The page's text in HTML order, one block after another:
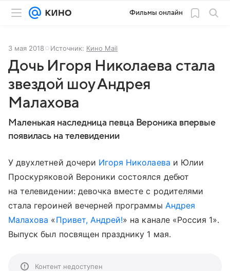
Фильмы онлайн
3 мая 2018 Источник: Кино Mail
Дочь Игоря Николаева стала
звездой шоу Андрея
Малахова
Маленькая наследница певца Вероника впервые
появилась на телевидении
У двухлетней дочери Игоря Николаева и Юлии
Проскуряковой Вероники состоялся дебют
на телевидении: девочка вместе с родителями
стала героиней вечерней программы Андрея
Малахова «Привет, Андрей!» на канале «Россия 1».
Выпуск был посвящен празднику 1 мая.
Контент недоступен